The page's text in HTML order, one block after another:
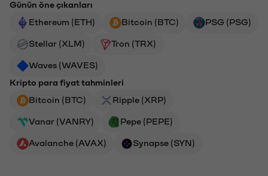
Günün öne çıkanları
Ethereum (ETH)
Bitcoin (BTC) PSG (PSG)
Stellar (XLM) Tron (TRX)
Waves (WAVES)
Kripto para fiyat tahminleri
Bitcoin (BTC)
Ripple (XRP)
Vanar (VANRY) Pepe (PEPE)
Avalanche (AVAX) Synapse (SYN)